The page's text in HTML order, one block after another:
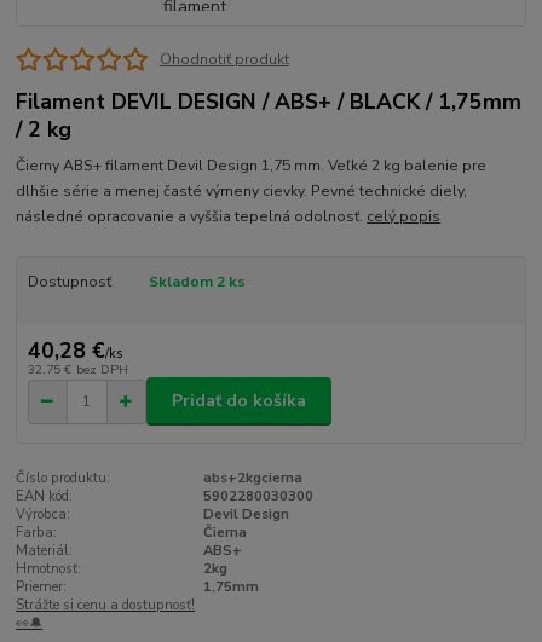
Ohodnotiť produkt
Filament DEVIL DESIGN / ABS+ / BLACK / 1,75mm
/ 2 kg
Čierny ABS+ filament Devil Design 1,75 mm. Veľké 2 kg balenie pre
dlhšie série a menej časté výmeny cievky. Pevné technické diely,
následné opracovanie a vyššia tepelná odolnosť. celý popis
Dostupnosť Skladom 2 ks
40,28 €/ks
32,75 € bez DPH
Pridať do košíka
Číslo produktu:
abs+2kgcierna
EAN kód:
5902280030300
Výrobca:
Devil Design
Farba:
Čierna
Materiál:
ABS+
Hmotnosť:
2kg
Priemer:
1,75mm
Strážte si cenu a dostupnosť!
👀🔔